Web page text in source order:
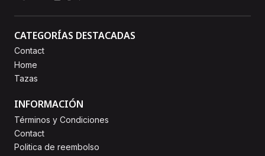
CATEGORÍAS DESTACADAS
Contact
Home
Tazas
INFORMACIÓN
Términos y Condiciones
Contact
Politica de reembolso